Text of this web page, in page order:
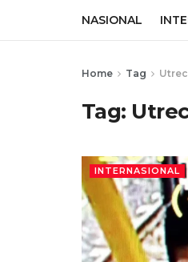
NASIONAL
Home Tag
Tag:
INTERNASIONAL